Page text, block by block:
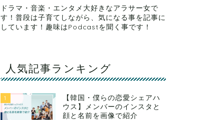
ドラマ・音楽・エンタメ大好きなアラサー女で
す！普段は子育てしながら、気になる事を記事に
しています！趣味はPodcastを聞く事です！
人気記事ランキング
1
【韓国・僕らの恋愛シェアハ
ウス】メンバーのインスタと
顔と名前を画像で紹介